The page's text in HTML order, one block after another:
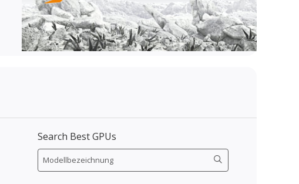
Search Best GPUs